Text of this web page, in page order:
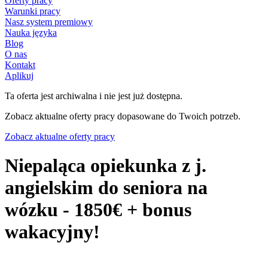
Warunki pracy
Nasz system premiowy
Nauka języka
Blog
O nas
Kontakt
Aplikuj
Ta oferta jest archiwalna i nie jest już dostępna.
Zobacz aktualne oferty pracy dopasowane do Twoich potrzeb.
Zobacz aktualne oferty pracy
Niepaląca opiekunka z j.
angielskim do seniora na
wózku - 1850€ + bonus
wakacyjny!